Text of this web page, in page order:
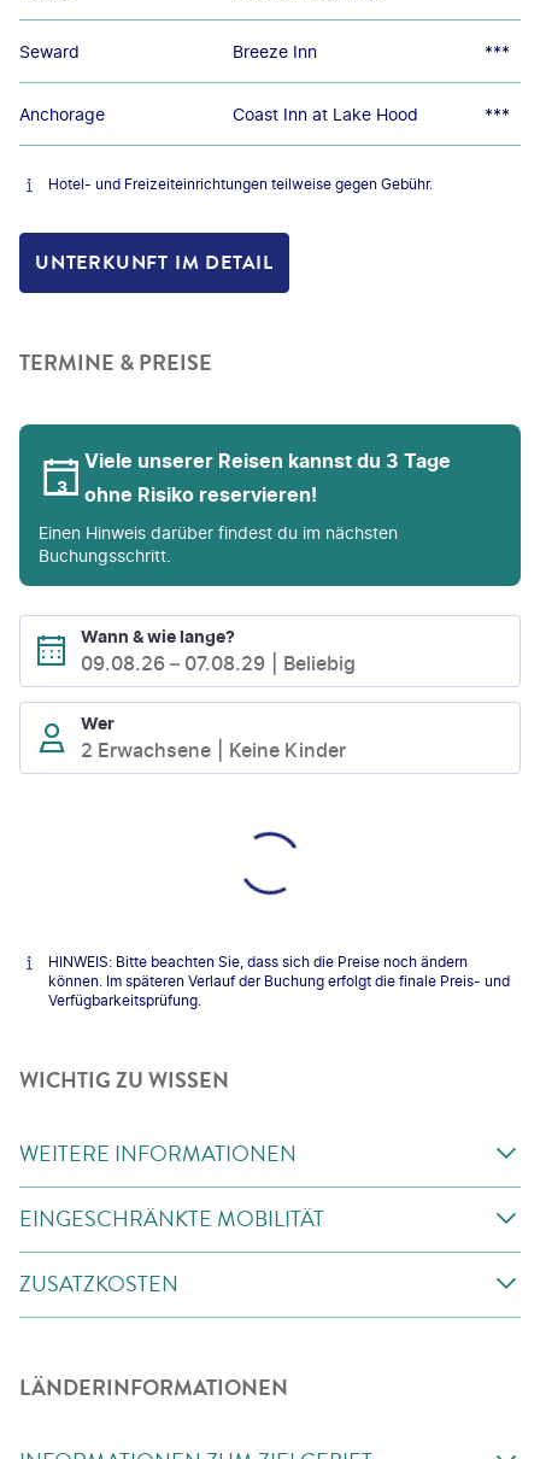
Seward Breeze Inn ***
Anchorage Coast Inn at Lake Hood ***
Hotel- und Freizeiteinrichtungen teilweise gegen Gebühr.
UNTERKUNFT IM DETAIL
TERMINE & PREISE
Viele unserer Reisen kannst du 3 Tage
ohne Risiko reservieren!
Einen Hinweis darüber findest du im nächsten
Buchungsschritt.
Wann & wie lange?
09.08.26 – 07.08.29 Beliebig
Wer
2 Erwachsene Keine Kinder
HINWEIS: Bitte beachten Sie, dass sich die Preise noch ändern
können. Im späteren Verlauf der Buchung erfolgt die finale Preis- und
Verfügbarkeitsprüfung.
WICHTIG ZU WISSEN
WEITERE INFORMATIONEN
EINGESCHRÄNKTE MOBILITÄT
ZUSATZKOSTEN
LÄNDERINFORMATIONEN